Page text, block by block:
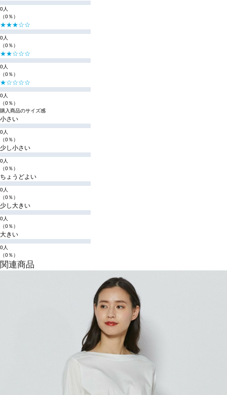
0人
（0％）
★★★☆☆
0人
（0％）
★★☆☆☆
0人
（0％）
★☆☆☆☆
0人
（0％）
購入商品のサイズ感
小さい
0人
（0％）
少し小さい
0人
（0％）
ちょうどよい
0人
（0％）
少し大きい
0人
（0％）
大きい
0人
（0％）
関連商品